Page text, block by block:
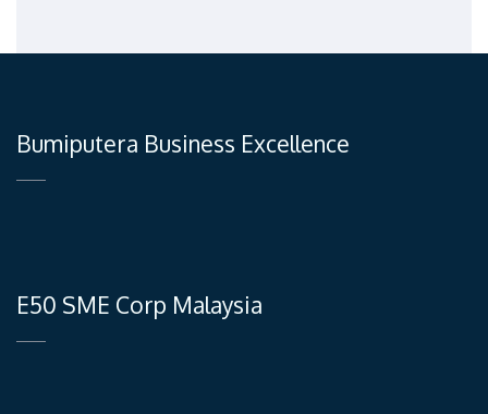
Bumiputera Business Excellence
E50 SME Corp Malaysia